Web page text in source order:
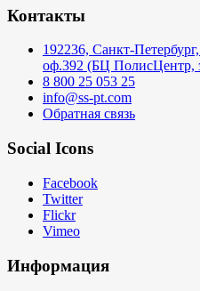
Контакты
192236, Санкт-
оф.392 (БЦ ПолисЦентр,
8 800 25 053 25
info@ss-pt.com
Обратная связь
Social Icons
Facebook
Twitter
Flickr
Vimeo
Информация